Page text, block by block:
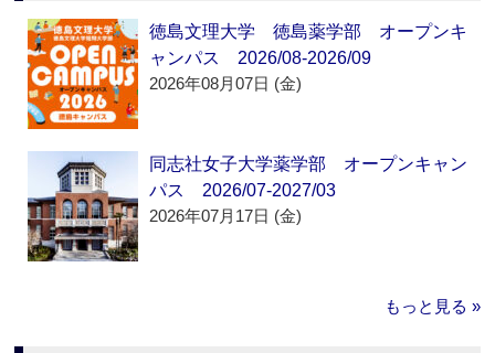
徳島文理大学 徳島薬学部 オープンキ
ャンパス 2026/08-2026/09
2026年08月07日 (金)
同志社女子大学薬学部 オープンキャン
パス 2026/07-2027/03
2026年07月17日 (金)
もっと見る »